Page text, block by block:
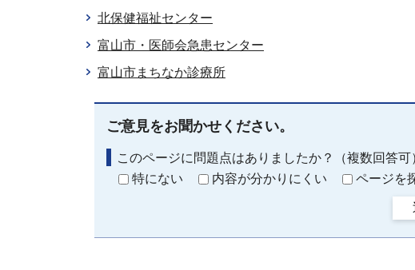
北保健福祉センター
富山市・医師会急患センター
富山市まちなか診療所
ご意見をお聞かせください。
このページに問題点はありましたか？（複数回答可
特にない
内容が分かりにくい ページを